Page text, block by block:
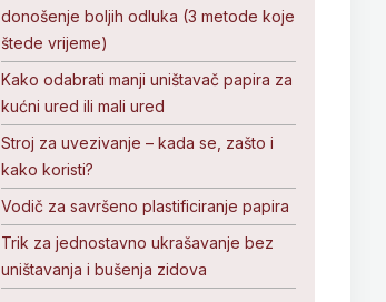
donošenje boljih odluka (3 metode koje
štede vrijeme)
Kako odabrati manji uništavač papira za
kućni ured ili mali ured
Stroj za uvezivanje – kada se, zašto i
kako koristi?
Vodič za savršeno plastificiranje papira
Trik za jednostavno ukrašavanje bez
uništavanja i bušenja zidova